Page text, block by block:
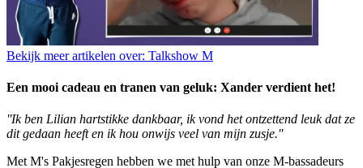
Bekijk meer artikelen over: Talkshow M
Een mooi cadeau en tranen van geluk: Xander verdient het!
''Ik ben Lilian hartstikke dankbaar, ik vond het ontzettend leuk dat ze
dit gedaan heeft en ik hou onwijs veel van mijn zusje.''
Met M's Pakjesregen hebben we met hulp van onze M-bassadeurs